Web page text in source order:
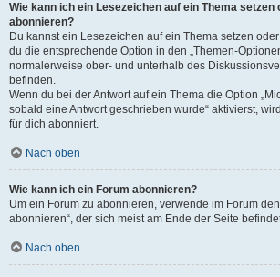
Wie kann ich ein Lesezeichen auf ein Thema setzen
abonnieren?
Du kannst ein Lesezeichen auf ein Thema setzen
du die entsprechende Option in den „Themen-
normalerweise ober- und unterhalb des
befinden.
Wenn du bei der Antwort auf ein Thema die Option
sobald eine Antwort geschrieben wurde“ aktivierst,
für dich abonniert.
Nach oben
Wie kann ich ein Forum abonnieren?
Um ein Forum zu abonnieren, verwende im Forum
abonnieren“, der sich meist am Ende der Seite
Nach oben